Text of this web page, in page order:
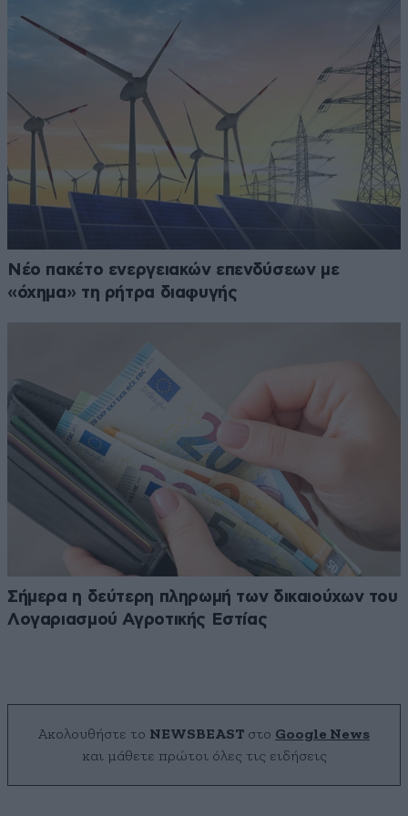
Νέο πακέτο ενεργειακών επενδύσεων με
«όχημα» τη ρήτρα διαφυγής
Σήμερα η δεύτερη πληρωμή των δικαιούχων του
Λογαριασμού Αγροτικής Εστίας
Ακολουθήστε το NEWSBEAST στο Google News
και μάθετε πρώτοι όλες τις ειδήσεις